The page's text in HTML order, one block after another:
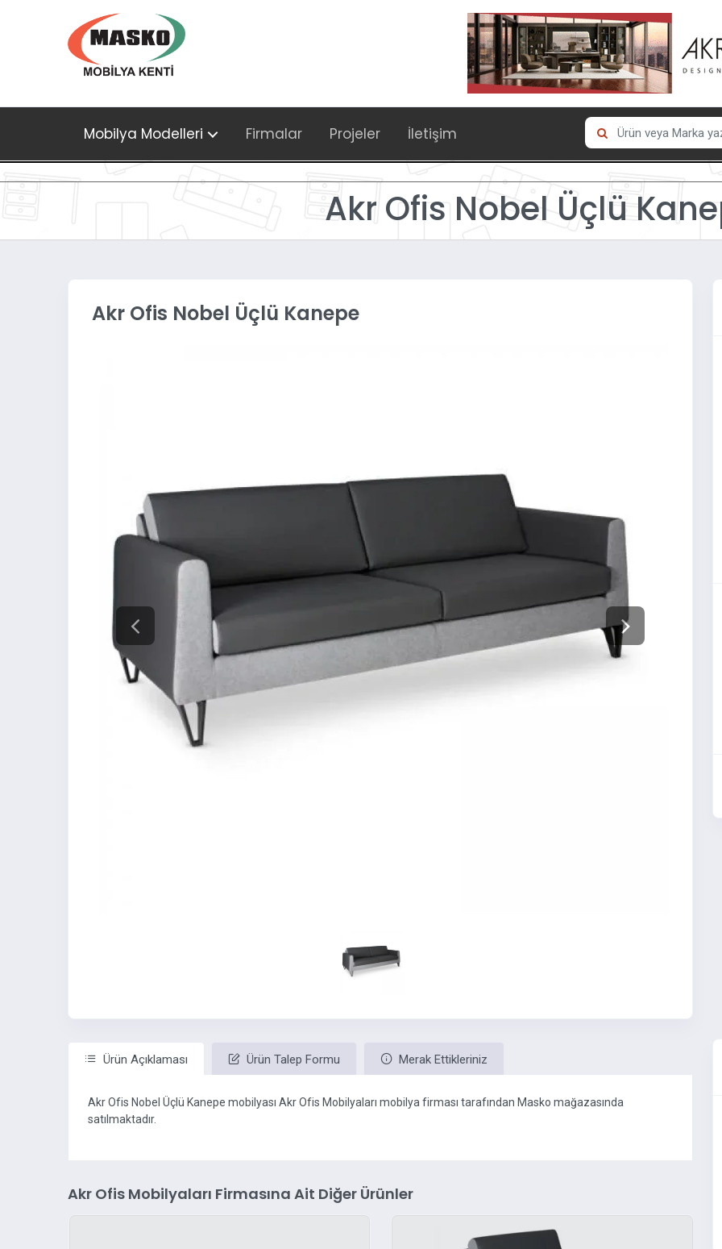
Mobilya Modelleri Firmalar Projeler İletişim
Akr Ofis Nobel Üçlü
Akr Ofis Nobel Üçlü Kanepe
Ürün Açıklaması Ürün Talep Formu Merak Ettikleriniz
Akr Ofis Nobel Üçlü Kanepe mobilyası Akr Ofis Mobilyaları mobilya firması tarafından Masko mağazasında
satılmaktadır.
Akr Ofis Mobilyaları Firmasına Ait Diğer Ürünler